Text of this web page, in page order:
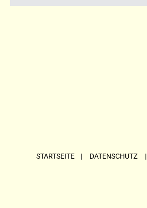
STARTSEITE | DATENSCHUTZ |